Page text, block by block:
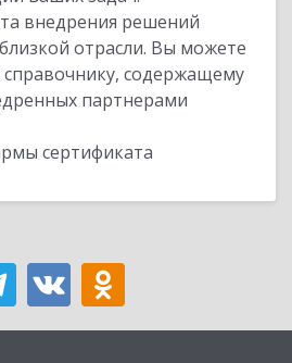
внедрения решений
отрасли. Вы можете
справочнику, содержащему
партнерами
сертификата